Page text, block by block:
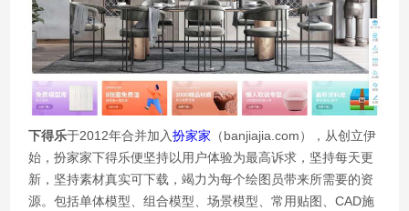
下得乐于2012年合并加入扮家家 （banjiajia.com），从创立伊
始，扮家家下得乐便坚持以用户体验为最高诉求，坚持每天更
新，坚持素材真实可下载，竭力为每个绘图员带来所需要的资
源。包括单体模型、组合模型、场景模型、常用贴图、CAD施